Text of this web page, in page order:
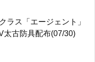
ラス「エージェント」
太古防具配布(07/30)